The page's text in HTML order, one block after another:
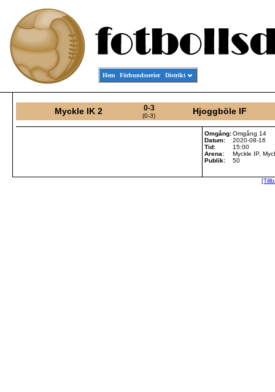
Hem Förbundsserier Distrikt
Myckle IK 2 0-3
(0-3) Hjoggböle IF
Omgång:Omgång 14
Datum:
2020-08-16
Tid:
15:00
Arena:
Myckle IP,
Publik:
50